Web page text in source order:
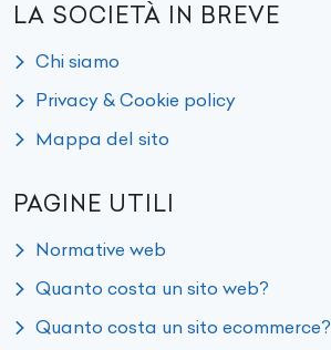
LA SOCIETÀ IN BREVE
Chi siamo
Privacy & Cookie policy
Mappa del sito
PAGINE UTILI
Normative web
Quanto costa un sito web?
Quanto costa un sito ecommerce?